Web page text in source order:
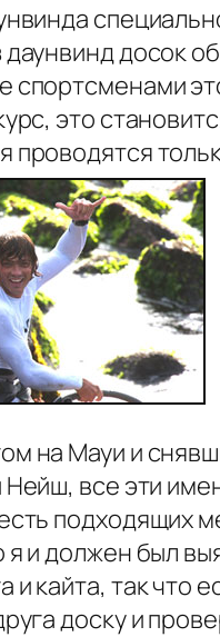
даунвинд досок
спортсменами
это
проводятся
на Мауи и
все эти
подходящих
я и должен был
и кайта, так что
доску и